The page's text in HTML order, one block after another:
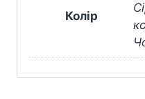
Колір